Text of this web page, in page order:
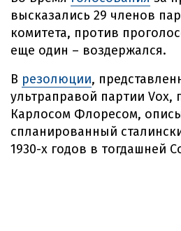
высказались 29 членов
комитета, против
еще один – воздержался.
В резолюции,
ультраправой партии Vox,
Карлосом Флоресом,
спланированный
1930-х годов в тогдашней